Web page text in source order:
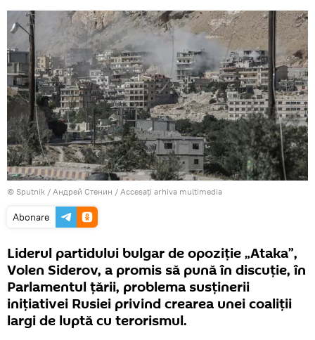
© Sputnik / Андрей Стенин / Accesați arhiva multimedia
Abonare
Liderul partidului bulgar de opoziție „Ataka”,
Volen Siderov, a promis să pună în discuție, în
Parlamentul țării, problema susținerii
inițiativei Rusiei privind crearea unei coaliții
largi de luptă cu terorismul.